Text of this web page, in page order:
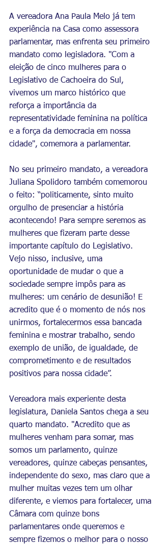
A vereadora Ana Paula Melo já tem
experiência na Casa como assessora
parlamentar, mas enfrenta seu primeiro
mandato como legisladora. "Com a
eleição de cinco mulheres para o
Legislativo de Cachoeira do Sul,
vivemos um marco histórico que
reforça a importância da
representatividade feminina na política
e a força da democracia em nossa
cidade", comemora a parlamentar.
No seu primeiro mandato, a vereadora
Juliana Spolidoro também comemorou
o feito: “politicamente, sinto muito
orgulho de presenciar a história
acontecendo! Para sempre seremos as
mulheres que fizeram parte desse
importante capítulo do Legislativo.
Vejo nisso, inclusive, uma
oportunidade de mudar o que a
sociedade sempre impôs para as
mulheres: um cenário de desunião! E
acredito que é o momento de nós nos
unirmos, fortalecermos essa bancada
feminina e mostrar trabalho, sendo
exemplo de união, de igualdade, de
comprometimento e de resultados
positivos para nossa cidade”.
Vereadora mais experiente desta
legislatura, Daniela Santos chega a seu
quarto mandato. "Acredito que as
mulheres venham para somar, mas
somos um parlamento, quinze
vereadores, quinze cabeças pensantes,
independente do sexo, mas claro que a
mulher muitas vezes tem um olhar
diferente, e viemos para fortalecer, uma
Câmara com quinze bons
parlamentares onde queremos e
sempre fizemos o melhor para o nosso